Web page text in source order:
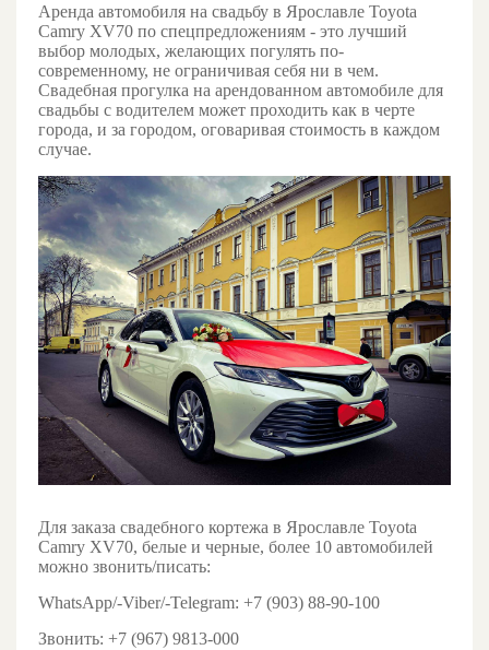
Аренда автомобиля на свадьбу в Ярославле Toyota
Camry XV70 по спецпредложениям - это лучший
выбор молодых, желающих погулять по-
современному, не ограничивая себя ни в чем.
Свадебная прогулка на арендованном автомобиле для
свадьбы с водителем может проходить как в черте
города, и за городом, оговаривая стоимость в каждом
случае.
Для заказа свадебного кортежа в Ярославле Toyota
Camry XV70, белые и черные, более 10 автомобилей
можно звонить/писать:
WhatsApp/-Viber/-Telegram: +7 (903) 88-90-100
Звонить: +7 (967) 9813-000